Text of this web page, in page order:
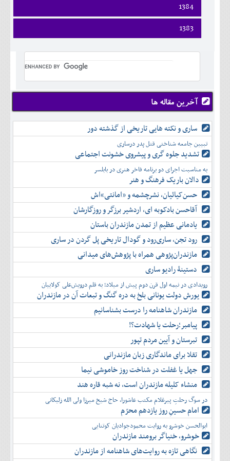
بهمن
اسفند
آذر
دی
بهمن
مهر
آبان
آذر
دی
بهمن
مرداد
شهريور
مهر
آبان
آذر
خرداد
تير
مرداد
شهريور
مهر
دی
بهمن
اسفند
فروردين
ارديبهشت
خرداد
تير
مرداد
آبان
آذر
دی
بهمن
اسفند
1384
فروردين
ارديبهشت
خرداد
شهريور
مهر
آبان
آذر
دی
بهمن
اسفند
1383
فروردين
تير
مرداد
شهريور
مهر
آبان
آذر
دی
بهمن
اسفند
آخرین مقاله ها
ساری و نکته هایی تاریخی از گذشته دور
تبیین جامعه شناختی قتل پدر درساری
تشدید جلوه‌ گری و پیشروی خشونت اجتماعی
به مناسبت اجرای دو برنامه فاخر هنری در بابلسر
دالان باریک فرهنگ و هنر
حسن‌کیائیان، نشرچشمه و «امانتی»اش
آقاحسن بادکوبه ای، اردشیر برزگر و روزگارشان
یادمانی عظیم از تمدن مازندران باستان
رود تجن، ساری‌رود و گودال تاریخی پل گردن در ساری
مازندران‌پژوهی همراه با پژوهش‌های میدانی
دستینۀ رادیو ساری
رویدادی در نیمه اول قرن دوم پیش از میلاد؛ به قلم درویش‌علی کولاییان
یورش دولت یونانی بلخ به دره گنگ و تبعات آن در مازندران
مازندران شاهنامه را درست بشناسانیم
پیامبر؛رحلت یا شهادت؟!
تبرستان و آیین مردم تپور
تقلا برای ماندگاری زبان مازندرانی
جهل یا غفلت در شناخت روز خاموشی نیما
منشاء کلیله مازندران است، نه شبه قاره هند
در سوگ رحلتِ پیرغلام مکتب عاشورا، حاج شیخ میرزا ولی الله زلیکانی
امام حسینِ روز یازدهم محرّم
ابوالحسن خوشرو به روایت محمودجوادیان کوتنایی
خوشرو، خنياگر برومند مازندران
نگاهی تازه به روایت‌های شاهنامه از مازندران